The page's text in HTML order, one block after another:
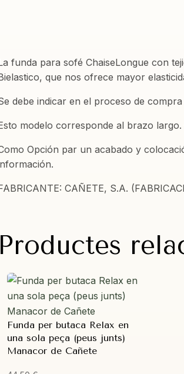
funda para sofé ChaiseLongue con
que nos ofrece mayor
debe indicar en el proceso de
modelo corresponde al brazo
Opción par un acabado y
CAÑETE, S.A.
Productes
Funda per butaca Relax en
una sola peça (peus junts)
Manacor de Cañete